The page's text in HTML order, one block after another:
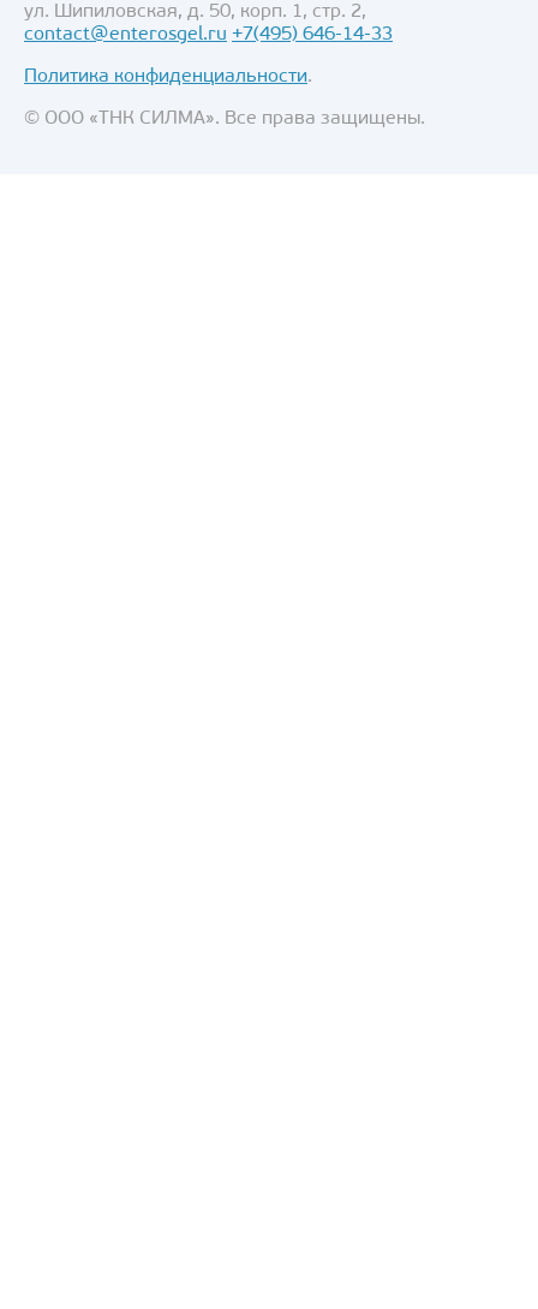
ул. Шипиловская, д. 50, корп. 1, стр. 2,
contact@enterosgel.ru +7(495) 646-14-33
Политика конфиденциальности.
© ООО «ТНК СИЛМА». Все права защищены.